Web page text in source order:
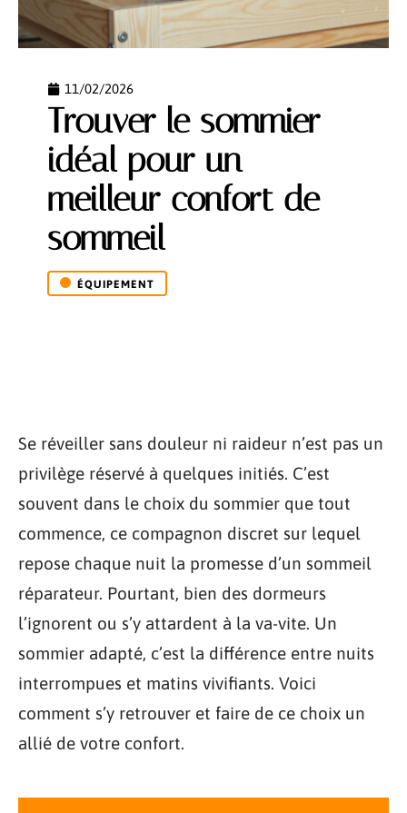
11/02/2026
Trouver le sommier
idéal pour un
meilleur confort de
sommeil
ÉQUIPEMENT
Se réveiller sans douleur ni raideur n’est pas un
privilège réservé à quelques initiés. C’est
souvent dans le choix du sommier que tout
commence, ce compagnon discret sur lequel
repose chaque nuit la promesse d’un sommeil
réparateur. Pourtant, bien des dormeurs
l’ignorent ou s’y attardent à la va-vite. Un
sommier adapté, c’est la différence entre nuits
interrompues et matins vivifiants. Voici
comment s’y retrouver et faire de ce choix un
allié de votre confort.